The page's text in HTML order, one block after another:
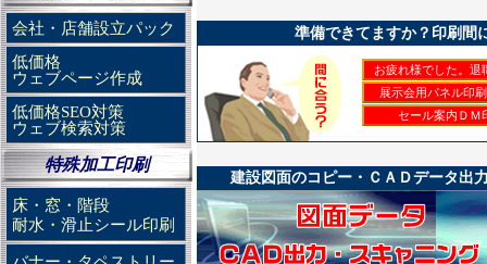
会社・店舗設立パック
低価格
ウェブページ作成
低価格SEO対策
ウェブ検索対策
特殊加工印刷
床・窓・階段
耐水・滑止シール印刷
す。
TEL0120-65-0707
【2022年10月20日】2023卯年年賀状印刷の
令和５年卯年年賀状印刷の受付を開始致
大量印刷の宛名印刷セットは割引対応し
早期割引対応も致しておりますのでお早
ります。
【2022年8月10日】夏期の休業について
令和4年8月11日（木）から令和4年8月
ます。
令和4年8月17日午前９時より営業開始致
休業中もお電話・メールでのお問い合わ
会合用の小冊子を300冊ほど依頼したが
をしてくれた。
【令和8年2月3日】茨城県 設計事務所
A3図面の２つ折観音製本を２冊発注。
ド感のある対応には驚きました。
【令和8年1月30日】埼玉県 建築関係
急遽名刺が足りなくなり、印刷の発注を
くれた。迅速な対応に感謝。
【令和8年1月20日】埼玉県 医療関係
資料で使う急ぎのPDFデータの印刷があ
印刷をしてくれた。大変助かった
【令和8年1月7日】埼玉県 建築関係
A1の観音製本を依頼。今まで断られる
準備できてますか？印刷間
お疲れ様でした。退
展示会用パネル印
セール案内ＤＭ
建設図面のコピー・ＣＡＤデータ出